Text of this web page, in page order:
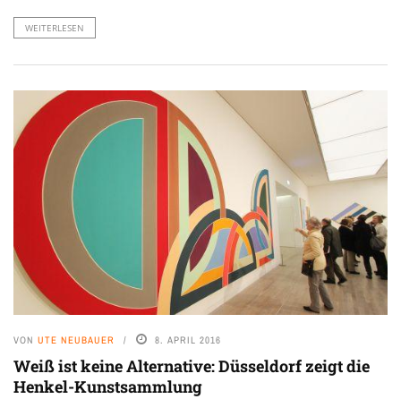
WEITERLESEN
VON UTE NEUBAUER 8. APRIL 2016
Weiß ist keine Alternative: Düsseldorf zeigt die
Henkel-Kunstsammlung